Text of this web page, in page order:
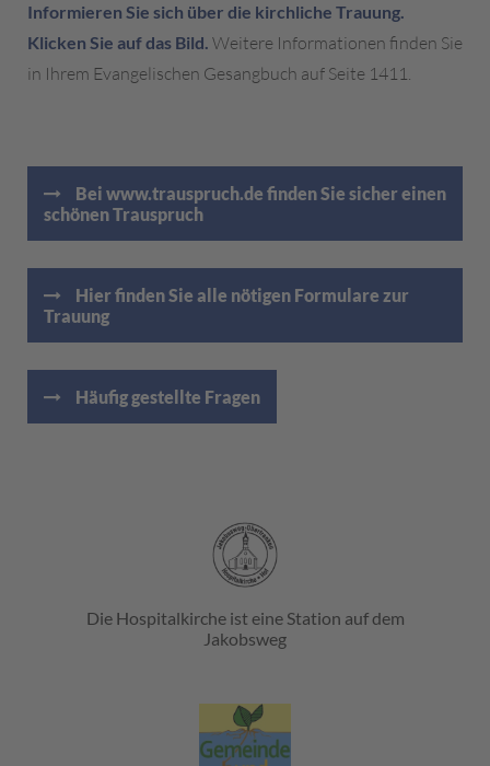
Informieren Sie sich über die kirchliche Trauung.
Klicken Sie auf das Bild. Weitere Informationen finden Sie
in Ihrem Evangelischen Gesangbuch auf Seite 1411.
Bei www.trauspruch.de finden Sie sicher einen
schönen Trauspruch
Hier finden Sie alle nötigen Formulare zur
Trauung
Häufig gestellte Fragen
Die Hospitalkirche ist eine Station auf dem
Jakobsweg